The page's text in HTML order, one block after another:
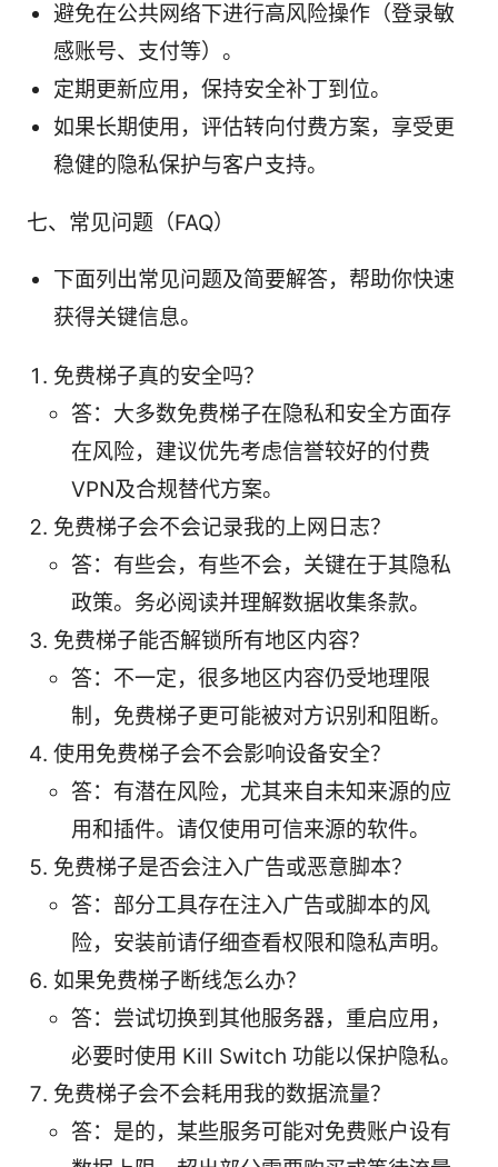
避免在公共网络下进行高风险操作（登录敏
感账号、支付等）。
定期更新应用，保持安全补丁到位。
如果长期使用，评估转向付费方案，享受更
稳健的隐私保护与客户支持。
七、常见问题（FAQ）
下面列出常见问题及简要解答，帮助你快速
获得关键信息。
免费梯子真的安全吗？
答：大多数免费梯子在隐私和安全方面存
在风险，建议优先考虑信誉较好的付费
VPN及合规替代方案。
免费梯子会不会记录我的上网日志？
答：有些会，有些不会，关键在于其隐私
政策。务必阅读并理解数据收集条款。
免费梯子能否解锁所有地区内容？
答：不一定，很多地区内容仍受地理限
制，免费梯子更可能被对方识别和阻断。
使用免费梯子会不会影响设备安全？
答：有潜在风险，尤其来自未知来源的应
用和插件。请仅使用可信来源的软件。
免费梯子是否会注入广告或恶意脚本？
答：部分工具存在注入广告或脚本的风
险，安装前请仔细查看权限和隐私声明。
如果免费梯子断线怎么办？
答：尝试切换到其他服务器，重启应用，
必要时使用 Kill Switch 功能以保护隐私。
免费梯子会不会耗用我的数据流量？
答：是的，某些服务可能对免费账户设有